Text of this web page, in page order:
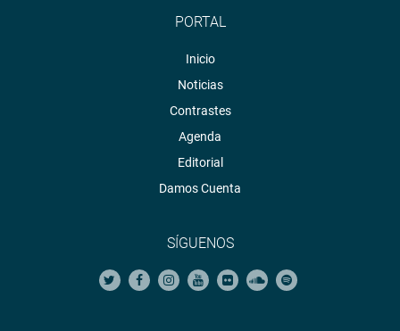
PORTAL
Inicio
Noticias
Contrastes
Agenda
Editorial
Damos Cuenta
SÍGUENOS